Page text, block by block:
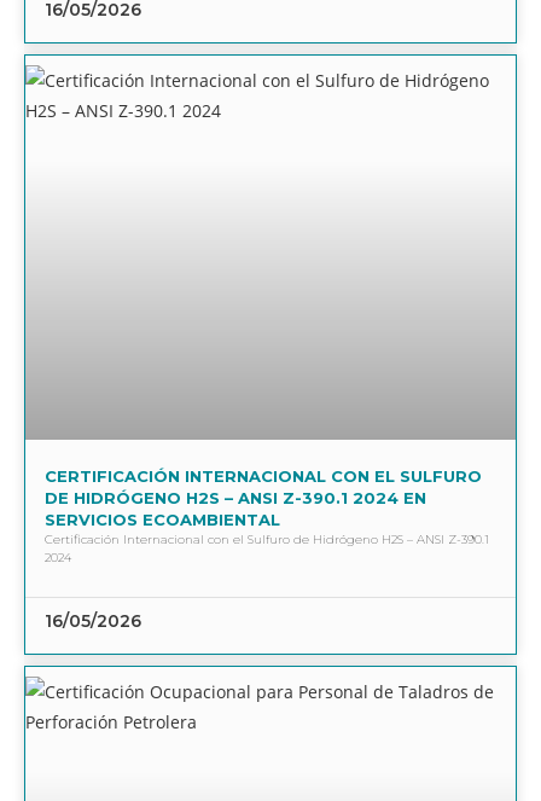
16/05/2026
CERTIFICACIÓN INTERNACIONAL CON EL SULFURO
DE HIDRÓGENO H2S – ANSI Z-390.1 2024 EN
SERVICIOS ECOAMBIENTAL
Certificación Internacional con el Sulfuro de Hidrógeno H2S – ANSI Z-390.1
2024
16/05/2026